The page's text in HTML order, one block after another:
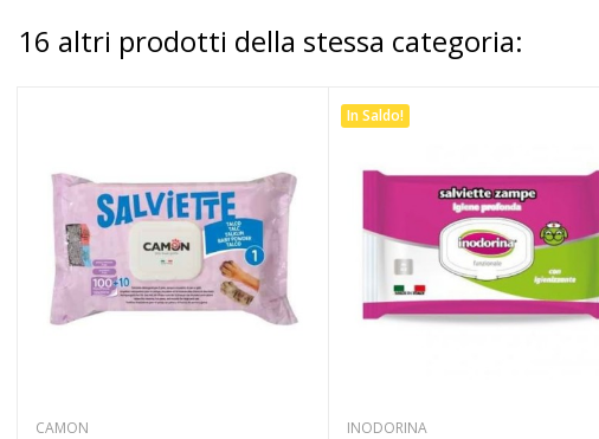
16 altri prodotti della stessa categoria:
CAMON
In Saldo!
INODORINA